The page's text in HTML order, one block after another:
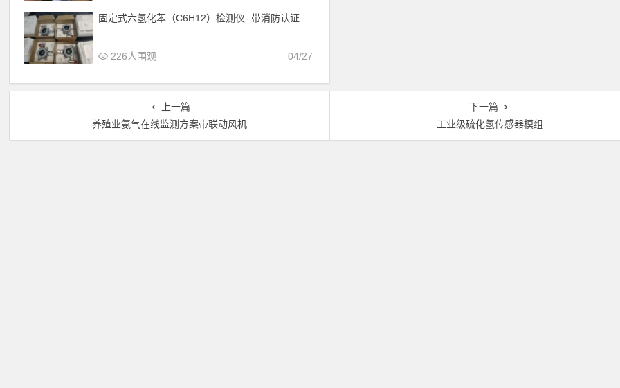
固定式六氢化苯（C6H12）检测仪- 带消防认证
04/27
226人围观
上一篇
养殖业氨气在线监测方案带联动风机
下一篇
工业级硫化氢传感器模组